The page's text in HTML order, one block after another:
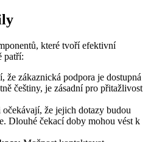
které tvoří efektivní
patří:
že zákaznická podpora je dostupná
češtiny, je zásadní pro přitažlivost
očekávají, že jejich dotazy budou
Dlouhé čekací doby mohou vést k